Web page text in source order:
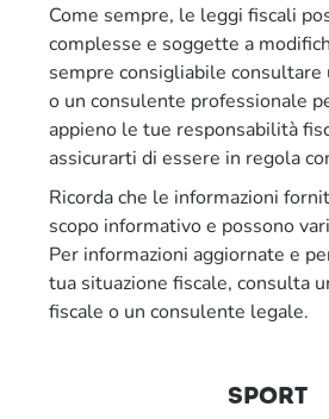
Come sempre, le leggi fiscali
complesse e soggette a
sempre consigliabile consultare
o un consulente professionale
appieno le tue responsabilità
assicurarti di essere in regola
Ricorda che le informazioni
scopo informativo e possono
Per informazioni aggiornate e
tua situazione fiscale, consulta
fiscale o un consulente legale.
sport